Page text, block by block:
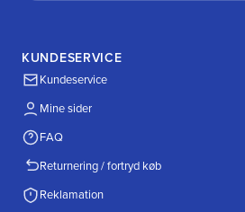
KUNDESERVICE
Kundeservice
Mine sider
FAQ
Returnering / fortryd køb
Reklamation